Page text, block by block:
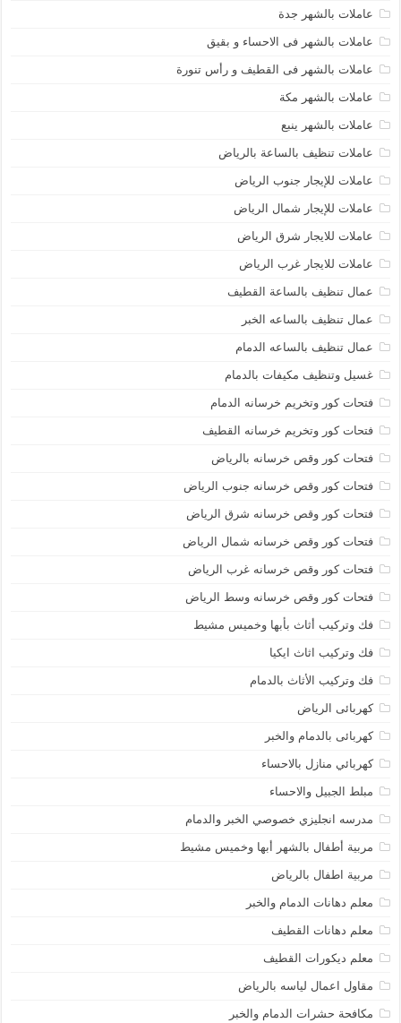
عاملات بالشهر جدة
عاملات بالشهر فى الاحساء و بقيق
عاملات بالشهر فى القطيف و رأس تنورة
عاملات بالشهر مكة
عاملات بالشهر ينبع
عاملات تنظيف بالساعة بالرياض
عاملات للإيجار جنوب الرياض
عاملات للإيجار شمال الرياض
عاملات للايجار شرق الرياض
عاملات للايجار غرب الرياض
عمال تنظيف بالساعة القطيف
عمال تنظيف بالساعه الخبر
عمال تنظيف بالساعه الدمام
غسيل وتنظيف مكيفات بالدمام
فتحات كور وتخريم خرسانه الدمام
فتحات كور وتخريم خرسانه القطيف
فتحات كور وقص خرسانه بالرياض
فتحات كور وقص خرسانه جنوب الرياض
فتحات كور وقص خرسانه شرق الرياض
فتحات كور وقص خرسانه شمال الرياض
فتحات كور وقص خرسانه غرب الرياض
فتحات كور وقص خرسانه وسط الرياض
فك وتركيب أثاث بأبها وخميس مشيط
فك وتركيب اثاث ايكيا
فك وتركيب الأثاث بالدمام
كهربائى الرياض
كهربائى بالدمام والخبر
كهربائي منازل بالاحساء
مبلط الجبيل والاحساء
مدرسه انجليزي خصوصي الخبر والدمام
مربية أطفال بالشهر أبها وخميس مشيط
مربية اطفال بالرياض
معلم دهانات الدمام والخبر
معلم دهانات القطيف
معلم ديكورات القطيف
مقاول اعمال لياسه بالرياض
مكافحة حشرات الدمام والخبر